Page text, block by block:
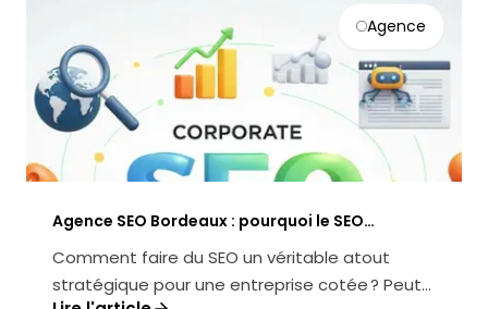
Agence
Agence SEO Bordeaux : pourquoi le SEO
corporate est la clé des entreprises cotées
Comment faire du SEO un véritable atout
stratégique pour une entreprise cotée ? Peut-